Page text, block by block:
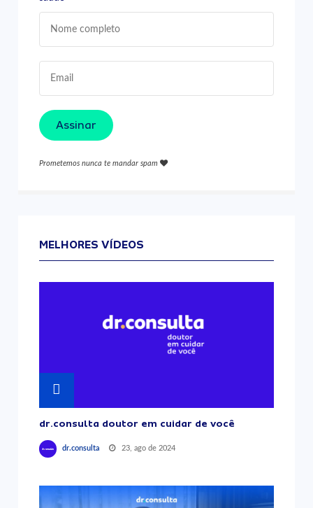
Assinar
Prometemos nunca te mandar spam
MELHORES VÍDEOS
dr.consulta doutor em cuidar de você
dr.consulta 23, ago de 2024